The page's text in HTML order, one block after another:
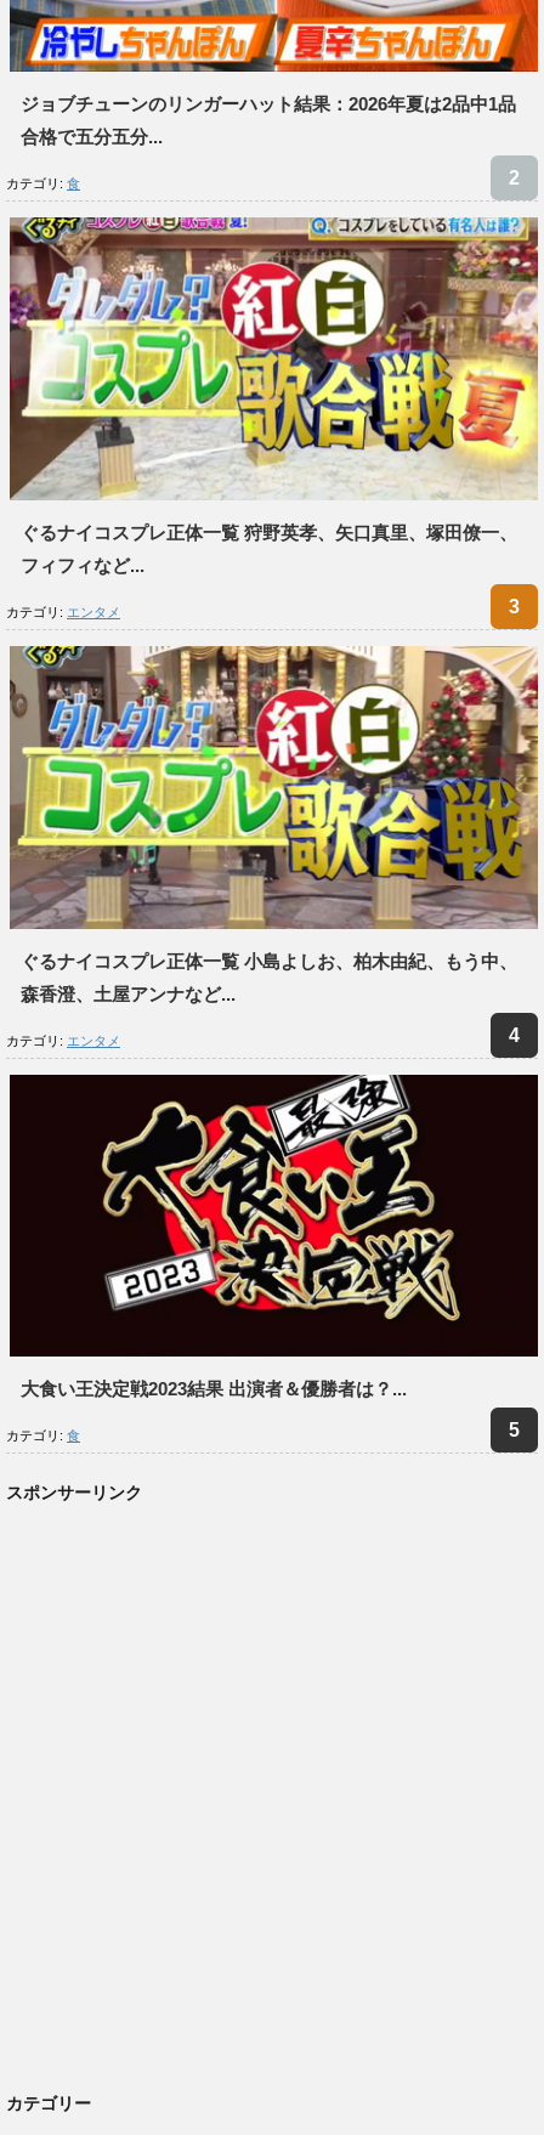
ジョブチューンのリンガーハット結果：2026年夏は2品中1品
合格で五分五分...
カテゴリ: 食
ぐるナイコスプレ正体一覧 狩野英孝、矢口真里、塚田僚一、
フィフィなど...
カテゴリ: エンタメ
ぐるナイコスプレ正体一覧 小島よしお、柏木由紀、もう中、
森香澄、土屋アンナなど...
カテゴリ: エンタメ
大食い王決定戦2023結果 出演者＆優勝者は？...
カテゴリ: 食
スポンサーリンク
カテゴリー